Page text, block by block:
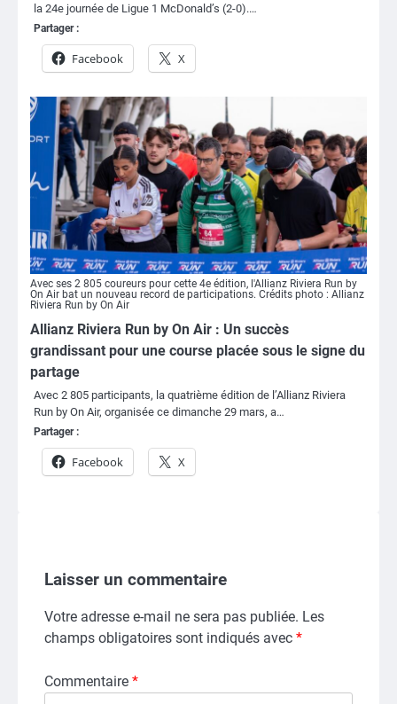
la 24e journée de Ligue 1 McDonald’s (2-0).…
Partager :
Facebook X
Avec ses 2 805 coureurs pour cette 4e édition, l'Allianz Riviera Run by
On Air bat un nouveau record de participations. Crédits photo : Allianz
Riviera Run by On Air
Allianz Riviera Run by On Air : Un succès
grandissant pour une course placée sous le signe du
partage
Avec 2 805 participants, la quatrième édition de l’Allianz Riviera
Run by On Air, organisée ce dimanche 29 mars, a…
Partager :
Facebook X
Laisser un commentaire
Votre adresse e-mail ne sera pas publiée. Les
champs obligatoires sont indiqués avec *
Commentaire *